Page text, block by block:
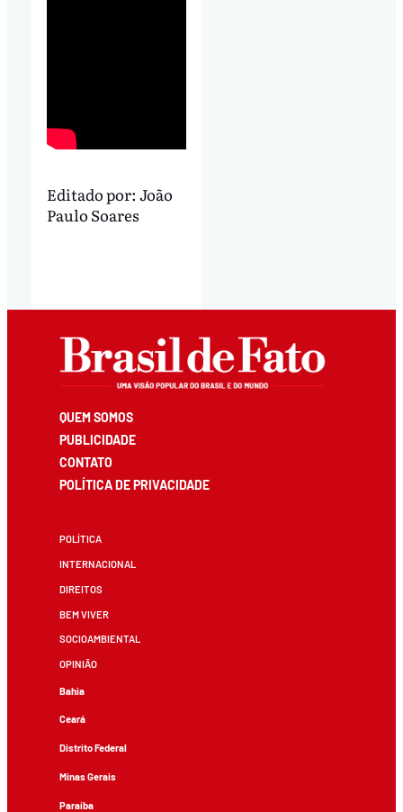
Editado por: João
Paulo Soares
QUEM SOMOS
PUBLICIDADE
CONTATO
POLÍTICA DE PRIVACIDADE
POLÍTICA
INTERNACIONAL
DIREITOS
BEM VIVER
SOCIOAMBIENTAL
OPINIÃO
Bahia
Ceará
Distrito Federal
Minas Gerais
Paraíba